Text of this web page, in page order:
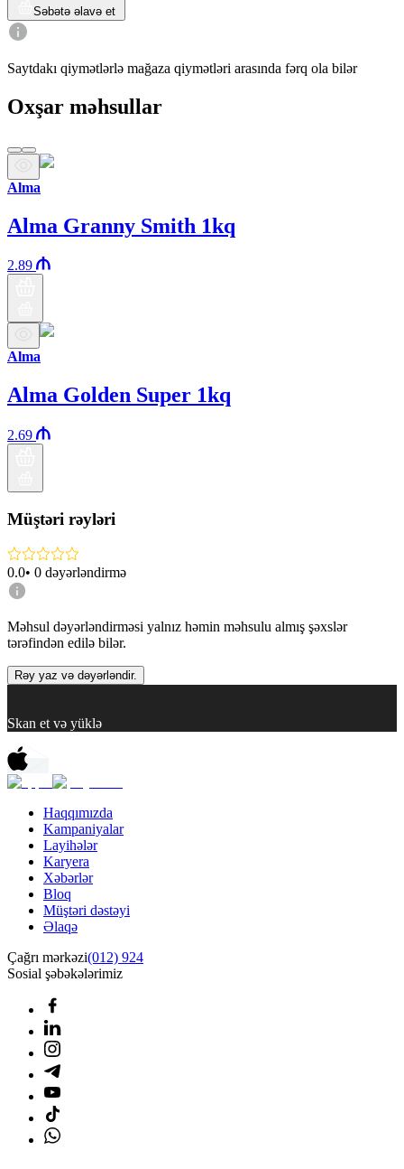
Səbətə əlavə et
Saytdakı qiymətlərlə mağaza qiymətləri arasında fərq ola bilər
Oxşar məhsullar
Alma
Alma Granny Smith 1kq
2.89
Alma
Alma Golden Super 1kq
2.69
Müştəri rəyləri
0.0• 0 dəyərləndirmə
Məhsul dəyərləndirməsi yalnız həmin məhsulu almış şəxslər
tərəfindən edilə bilər.
Rəy yaz və dəyərləndir.
Skan et və yüklə
Haqqımızda
Kampaniyalar
Layihələr
Karyera
Xəbərlər
Bloq
Müştəri dəstəyi
Əlaqə
Çağrı mərkəzi(012) 924
Sosial şəbəkələrimiz